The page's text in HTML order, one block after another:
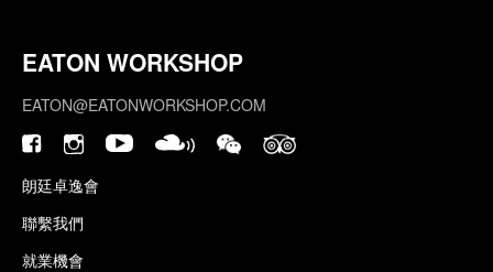
EATON WORKSHOP
EATON@EATONWORKSHOP.COM
朗廷卓逸會
聯繫我們
就業機會